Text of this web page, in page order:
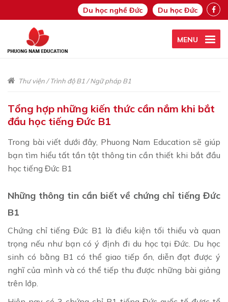
Du học nghề Đức Du học Đức
MENU
Thư viện/Trình độ B1 /Ngữ pháp B1
Tổng hợp những kiến thức cần nắm khi bắt
đầu học tiếng Đức B1
Trong bài viết dưới đây, Phuong Nam Education sẽ giúp
bạn tìm hiểu tất tần tật thông tin cần thiết khi bắt đầu
học tiếng Đức B1
Những thông tin cần biết về chứng chỉ tiếng Đức
B1
Chứng chỉ tiếng Đức B1 là điều kiện tối thiểu và quan
trọng nếu như bạn có ý định đi du học tại Đức. Du học
sinh có bằng B1 có thể giao tiếp ổn, diễn đạt được ý
nghĩ của mình và có thể tiếp thu được những bài giảng
trên lớp.